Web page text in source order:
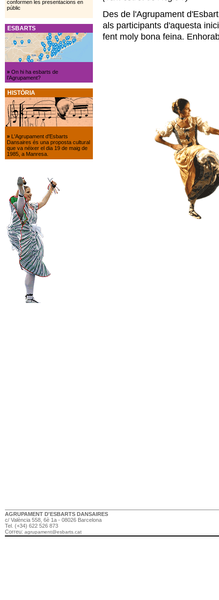
Des de l'Agrupament
als participants d'aquesta
fent moly bona feina.
conformen les presentacions en
públic
ESBARTS
»On hi ha esbarts de
l’Agrupament?
HISTÒRIA
» L'Agrupament d'Esbarts
Dansaires és una proposta cultural
que va néixer el dia 19 de maig de
1985, a Manresa.
AGRUPAMENT D'ESBARTS DANSAIRES
c/ València 558, 6è 1a - 08026 Barcelona
Tel. (+34) 622 526 873
Correu: agrupament@esbarts.cat